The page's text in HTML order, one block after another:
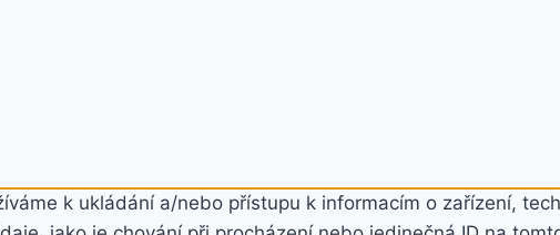
k ukládání a/nebo přístupu k informacím o zařízení,